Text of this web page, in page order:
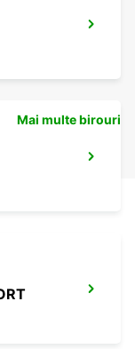
Mai multe birouri